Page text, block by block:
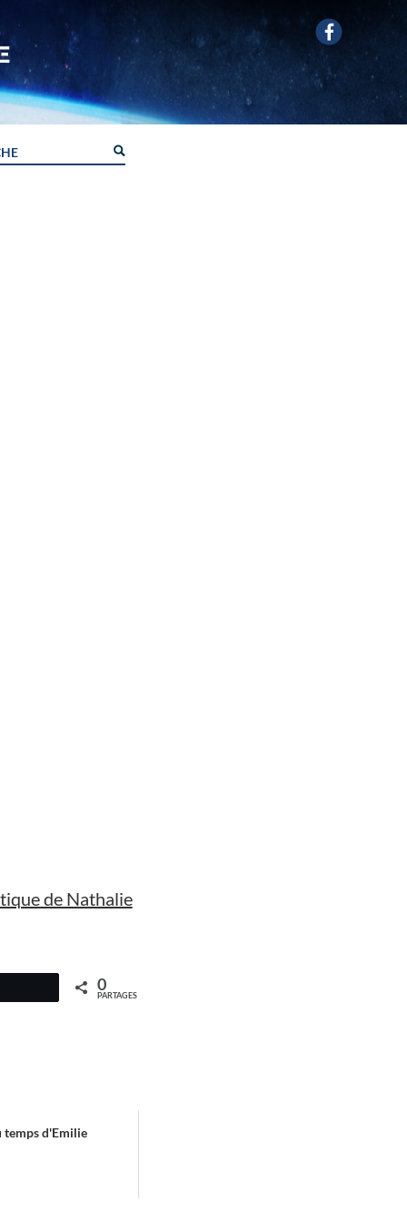
de Nathalie
0
PARTAGES
temps d'Emilie